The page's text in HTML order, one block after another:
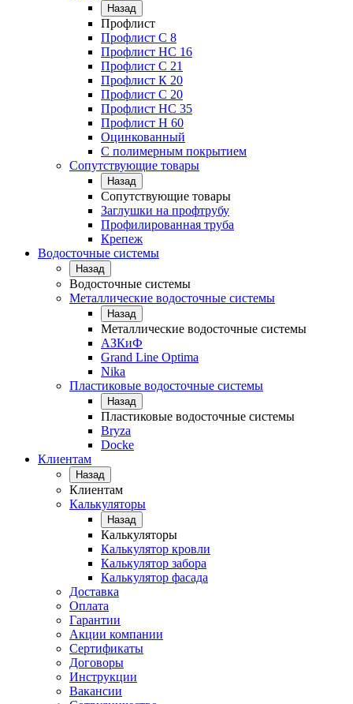
Назад
Профлист
Профлист С 8
Профлист НС 16
Профлист C 21
Профлист К 20
Профлист С 20
Профлист НС 35
Профлист Н 60
Оцинкованный
С полимерным покрытием
Сопутствующие товары
Назад
Сопутствующие товары
Заглушки на профтрубу
Профилированная труба
Крепеж
Водосточные системы
Назад
Водосточные системы
Металлические водосточные системы
Назад
Металлические водосточные системы
АЗКиФ
Grand Line Optima
Nika
Пластиковые водосточные системы
Назад
Пластиковые водосточные системы
Bryza
Docke
Клиентам
Назад
Клиентам
Калькуляторы
Назад
Калькуляторы
Калькулятор кровли
Калькулятор забора
Калькулятор фасада
Доставка
Оплата
Гарантии
Акции компании
Сертификаты
Договоры
Инструкции
Вакансии